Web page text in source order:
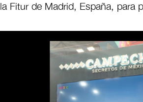
Fitur de Madrid, España, para